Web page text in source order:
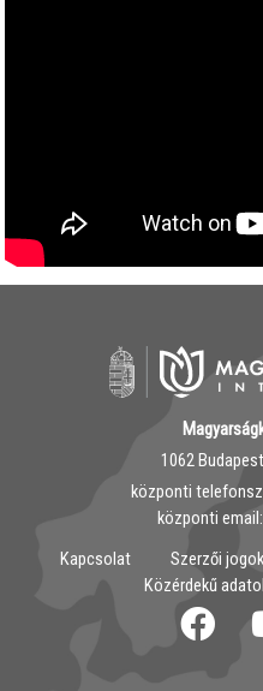
1062
központi
központi
Kapcsolat
Szerzői jogok
Közérdekű